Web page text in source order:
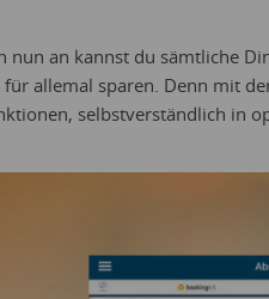
nun an kannst du sämtliche
für allemal sparen. Denn mit
selbstverständlich in